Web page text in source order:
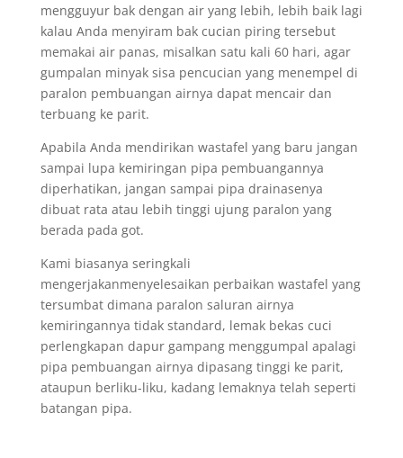
mengguyur bak dengan air yang lebih, lebih baik lagi
kalau Anda menyiram bak cucian piring tersebut
memakai air panas, misalkan satu kali 60 hari, agar
gumpalan minyak sisa pencucian yang menempel di
paralon pembuangan airnya dapat mencair dan
terbuang ke parit.
Apabila Anda mendirikan wastafel yang baru jangan
sampai lupa kemiringan pipa pembuangannya
diperhatikan, jangan sampai pipa drainasenya
dibuat rata atau lebih tinggi ujung paralon yang
berada pada got.
Kami biasanya seringkali
mengerjakanmenyelesaikan perbaikan wastafel yang
tersumbat dimana paralon saluran airnya
kemiringannya tidak standard, lemak bekas cuci
perlengkapan dapur gampang menggumpal apalagi
pipa pembuangan airnya dipasang tinggi ke parit,
ataupun berliku-liku, kadang lemaknya telah seperti
batangan pipa.